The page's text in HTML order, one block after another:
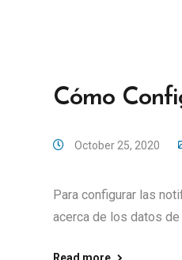
Cómo
October 25, 2020
Para configurar las
acerca de los datos de